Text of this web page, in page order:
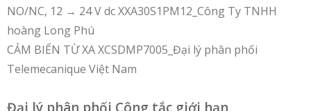
NO/NC, 12 → 24 V dc XXA30S1PM12_Công Ty TNHH
hoàng Long Phú
CẢM BIẾN TỪ XA XCSDMP7005_Đại lý phân phối
Telemecanique Việt Nam